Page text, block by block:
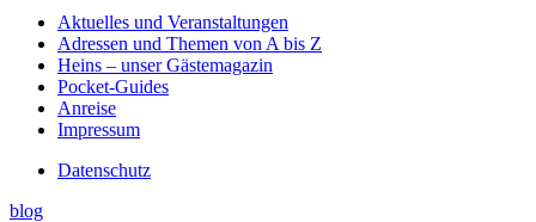
Aktuelles und Veranstaltungen
Adressen und Themen von A bis Z
Heins – unser Gästemagazin
Pocket-Guides
Anreise
Impressum
Datenschutz
blog